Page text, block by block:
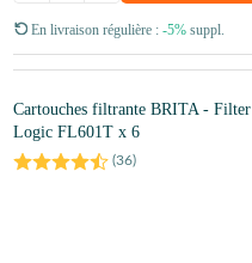
En livraison régulière : -5% suppl.
Cartouches filtrante BRITA - Filter
Logic FL601T x 6
(36)